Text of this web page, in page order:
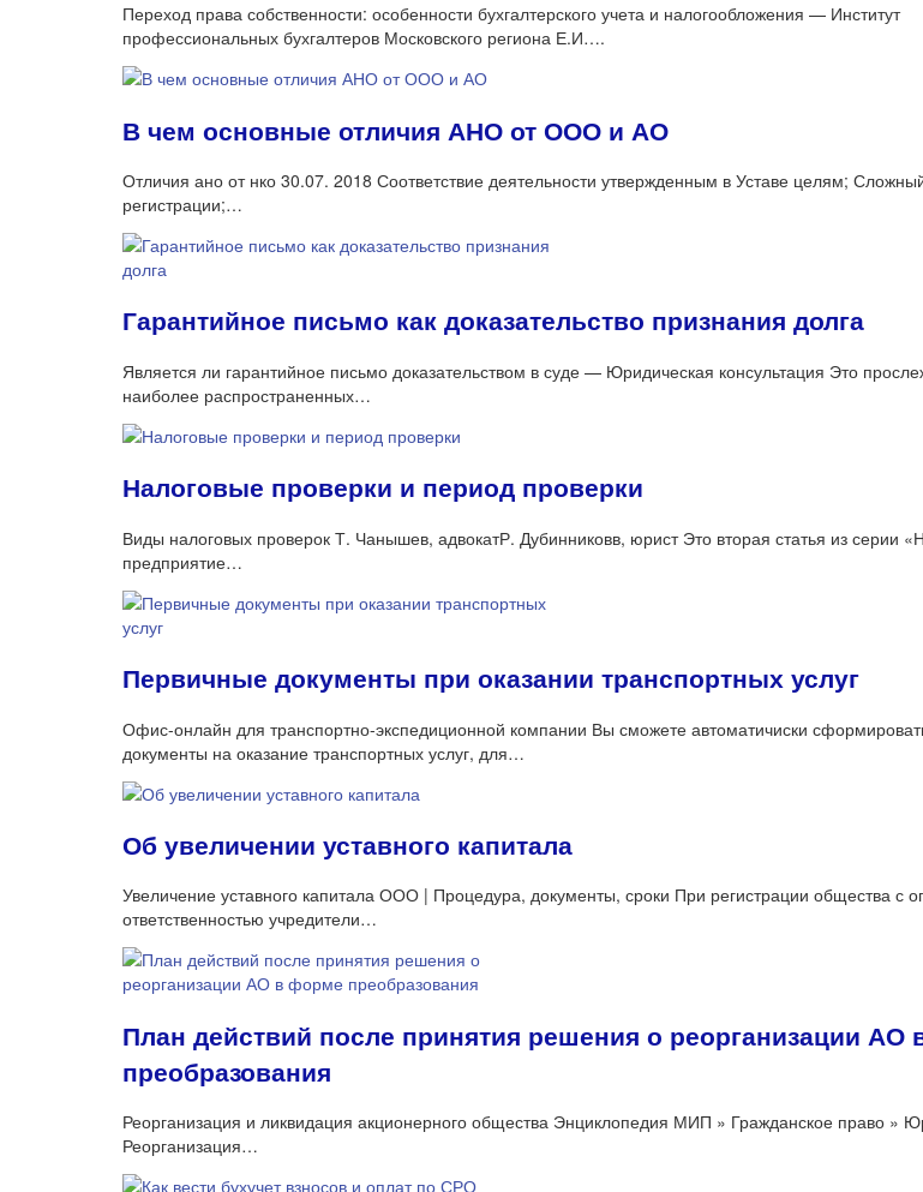
Переход права собственности: особенности бухгалтерского учета и налогообложения — Институт
профессиональных бухгалтеров Московского региона Е.И….
В чем основные отличия АНО от ООО и АО
Отличия ано от нко 30.07. 2018 Соответствие деятельности утвержденным в Уставе целям;
регистрации;…
Гарантийное письмо как доказательство признания долга
Является ли гарантийное письмо доказательством в суде — Юридическая консультация Это
наиболее распространенных…
Налоговые проверки и период проверки
Виды налоговых проверок Т. Чанышев, адвокатР. Дубинниковв, юрист Это вторая статья из серии
предприятие…
Первичные документы при оказании транспортных услуг
Офис-онлайн для транспортно-экспедиционной компании Вы сможете автоматичиски
документы на оказание транспортных услуг, для…
Об увеличении уставного капитала
Увеличение уставного капитала ООО | Процедура, документы, сроки При регистрации общества с
ответственностью учредители…
План действий после принятия решения о реорганизации АО
преобразования
Реорганизация и ликвидация акционерного общества Энциклопедия МИП » Гражданское право »
Реорганизация…